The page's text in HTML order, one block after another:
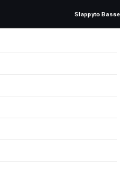
Slappyto Basse